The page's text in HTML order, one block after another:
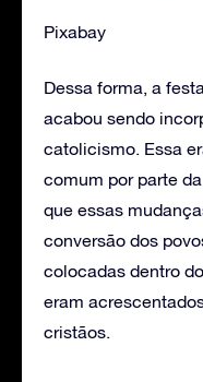
Pixabay
Dessa forma, a
acabou sendo
catolicismo. Essa
comum por parte
que essas
conversão dos
colocadas dentro
eram
cristãos.